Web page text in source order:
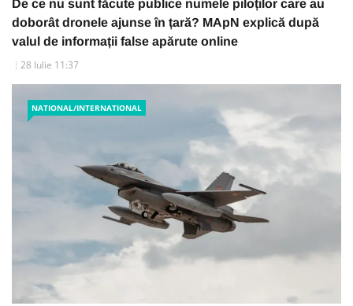
De ce nu sunt făcute publice numele piloților care au
doborât dronele ajunse în țară? MApN explică după
valul de informații false apărute online
28 Iulie 11:37
NATIONAL/INTERNATIONAL